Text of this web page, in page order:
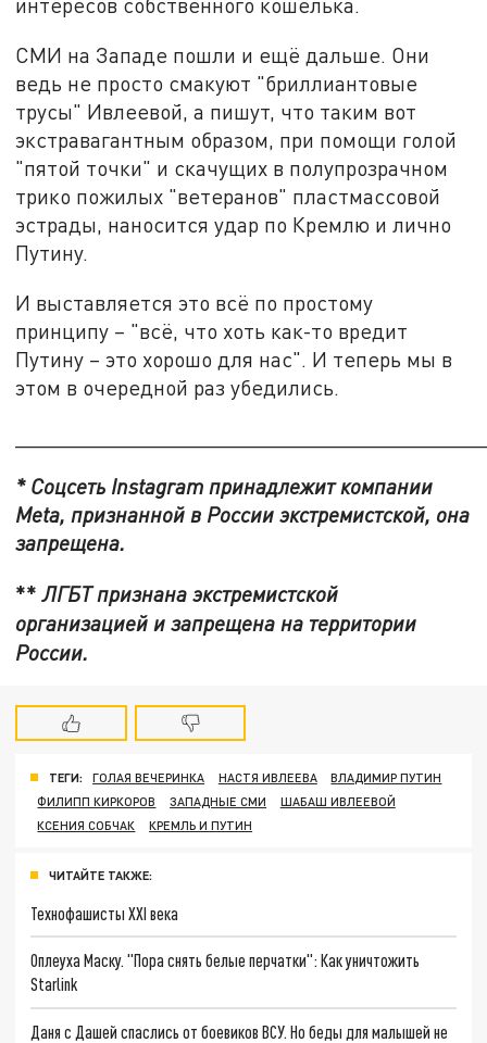
интересов собственного кошелька.
СМИ на Западе пошли и ещё дальше. Они
ведь не просто смакуют "бриллиантовые
трусы" Ивлеевой, а пишут, что таким вот
экстравагантным образом, при помощи голой
"пятой точки" и скачущих в полупрозрачном
трико пожилых "ветеранов" пластмассовой
эстрады, наносится удар по Кремлю и лично
Путину.
И выставляется это всё по простому
принципу – "всё, что хоть как-то вредит
Путину – это хорошо для нас". И теперь мы в
этом в очередной раз убедились.
* Соцсеть Instagram принадлежит компании
Meta, признанной в России экстремистской, она
запрещена.
**ЛГБТ признана экстремистской
организацией и запрещена на территории
России.
ТЕГИ: ГОЛАЯ ВЕЧЕРИНКА НАСТЯ ИВЛЕЕВА
ВЛАДИМИР ПУТИН
ФИЛИПП КИРКОРОВ
ЗАПАДНЫЕ СМИ
ШАБАШ ИВЛЕЕВОЙ
КСЕНИЯ СОБЧАК
КРЕМЛЬ И ПУТИН
ЧИТАЙТЕ ТАКЖЕ:
Технофашисты XXI века
Оплеуха Маску. "Пора снять белые перчатки": Как уничтожить
Starlink
Даня с Дашей спаслись от боевиков ВСУ. Но беды для малышей не